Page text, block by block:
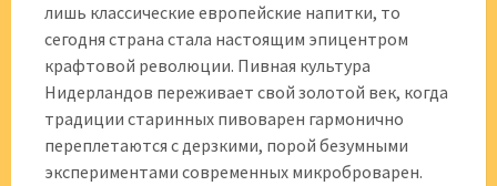
лишь классические европейские напитки, то
сегодня страна стала настоящим эпицентром
крафтовой революции. Пивная культура
Нидерландов переживает свой золотой век, когда
традиции старинных пивоварен гармонично
переплетаются с дерзкими, порой безумными
экспериментами современных микроброварен.